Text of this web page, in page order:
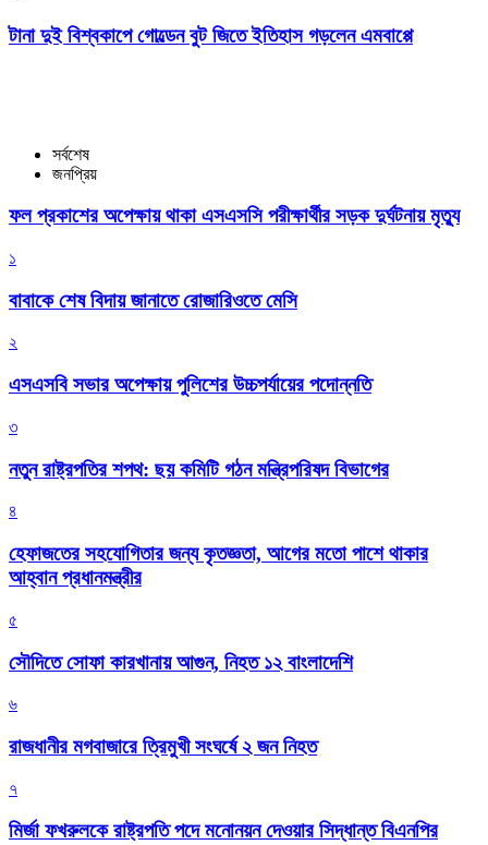
টানা দুই বিশ্বকাপে গোল্ডেন বুট জিতে ইতিহাস গড়লেন এমবাপ্পে
সর্বশেষ
জনপ্রিয়
ফল প্রকাশের অপেক্ষায় থাকা এসএসসি পরীক্ষার্থীর সড়ক দুর্ঘটনায় মৃত্যু
১
বাবাকে শেষ বিদায় জানাতে রোজারিওতে মেসি
২
এসএসবি সভার অপেক্ষায় পুলিশের উচ্চপর্যায়ের পদোন্নতি
৩
নতুন রাষ্ট্রপতির শপথ: ছয় কমিটি গঠন মন্ত্রিপরিষদ বিভাগের
৪
হেফাজতের সহযোগিতার জন্য কৃতজ্ঞতা, আগের মতো পাশে থাকার
আহ্বান প্রধানমন্ত্রীর
৫
সৌদিতে সোফা কারখানায় আগুন, নিহত ১২ বাংলাদেশি
৬
রাজধানীর মগবাজারে ত্রিমুখী সংঘর্ষে ২ জন নিহত
৭
মির্জা ফখরুলকে রাষ্ট্রপতি পদে মনোনয়ন দেওয়ার সিদ্ধান্ত বিএনপির